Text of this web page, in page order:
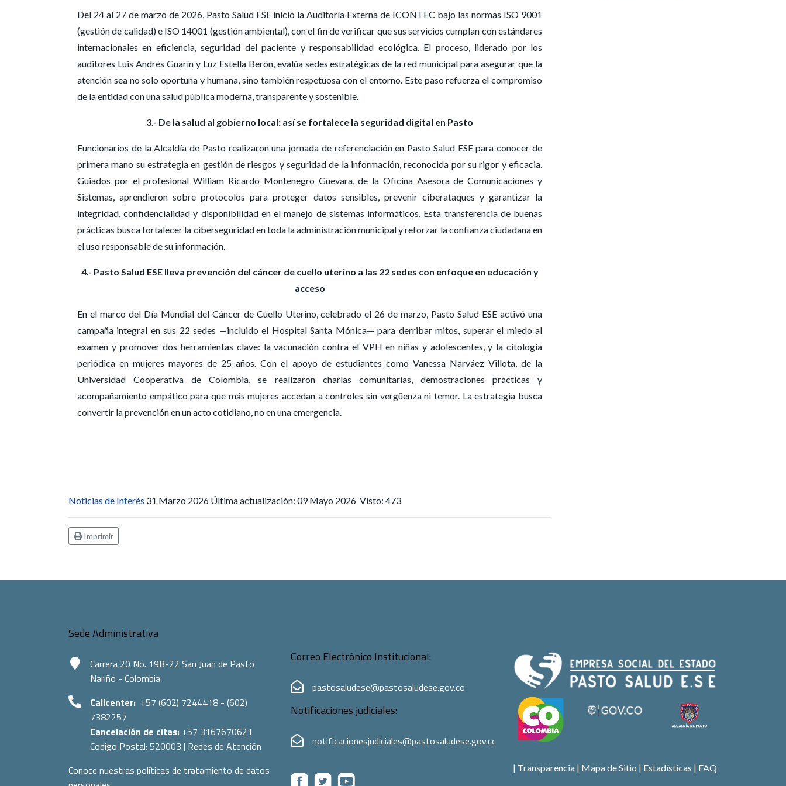
Del 24 al 27 de marzo de 2026, Pasto Salud ESE inició la Auditoría Externa de ICONTEC bajo las normas ISO 9001
(gestión de calidad) e ISO 14001 (gestión ambiental), con el fin de verificar que sus servicios cumplan con estándares
internacionales en eficiencia, seguridad del paciente y responsabilidad ecológica. El proceso, liderado por los
auditores Luis Andrés Guarín y Luz Estella Berón, evalúa sedes estratégicas de la red municipal para asegurar que la
atención sea no solo oportuna y humana, sino también respetuosa con el entorno. Este paso refuerza el compromiso
de la entidad con una salud pública moderna, transparente y sostenible.
3.- De la salud al gobierno local: así se fortalece la seguridad digital en Pasto
Funcionarios de la Alcaldía de Pasto realizaron una jornada de referenciación en Pasto Salud ESE para conocer de
primera mano su estrategia en gestión de riesgos y seguridad de la información, reconocida por su rigor y eficacia.
Guiados por el profesional William Ricardo Montenegro Guevara, de la Oficina Asesora de Comunicaciones y
Sistemas, aprendieron sobre protocolos para proteger datos sensibles, prevenir ciberataques y garantizar la
integridad, confidencialidad y disponibilidad en el manejo de sistemas informáticos. Esta transferencia de buenas
prácticas busca fortalecer la ciberseguridad en toda la administración municipal y reforzar la confianza ciudadana en
el uso responsable de su información.
4.- Pasto Salud ESE lleva prevención del cáncer de cuello uterino a las 22 sedes con enfoque en educación y
acceso
En el marco del Día Mundial del Cáncer de Cuello Uterino, celebrado el 26 de marzo, Pasto Salud ESE activó una
campaña integral en sus 22 sedes —incluido el Hospital Santa Mónica— para derribar mitos, superar el miedo al
examen y promover dos herramientas clave: la vacunación contra el VPH en niñas y adolescentes, y la citología
periódica en mujeres mayores de 25 años. Con el apoyo de estudiantes como Vanessa Narváez Villota, de la
Universidad Cooperativa de Colombia, se realizaron charlas comunitarias, demostraciones prácticas y
acompañamiento empático para que más mujeres accedan a controles sin vergüenza ni temor. La estrategia busca
convertir la prevención en un acto cotidiano, no en una emergencia.
Noticias de Interés 31 Marzo 2026 Última actualización: 09 Mayo 2026 Visto: 473
Imprimir
Sede Administrativa
Carrera 20 No. 19B-22 San Juan de Pasto
Nariño - Colombia
Callcenter: +57 (602) 7244418 - (602)
7382257
Cancelación de citas: +57 3167670621
Codigo Postal: 520003 | Redes de Atención
Conoce nuestras políticas de tratamiento de datos
Correo Electrónico Institucional:
pastosaludese@pastosaludese.gov.co
Notificaciones judiciales:
notificacionesjudiciales@pastosaludese.gov.co
| Transparencia | Mapa de Sitio | Estadísticas | FAQ